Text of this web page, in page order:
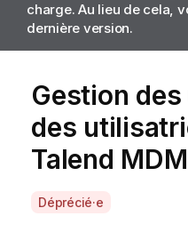
charge. Au lieu de cela,
dernière version.
Gestion
des
Talend
ADéprécié·e